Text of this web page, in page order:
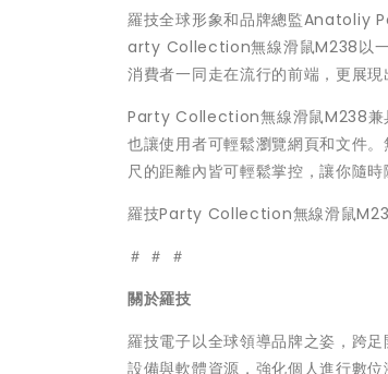
羅技全球形象和品牌總監Anatoliy
arty Collection無線滑鼠M238以一
消費者一同走在流行的前端，更展現
Party Collection無線滑鼠M238兼
也讓使用者可輕鬆瀏覽網頁和文件
尺的距離內皆可輕鬆掌控，讓你隨時
羅技Party Collection無線滑鼠
＃ ＃ ＃
關於羅技
羅技電子以全球領導品牌之姿，跨
設備與軟體資源，強化個人進行數